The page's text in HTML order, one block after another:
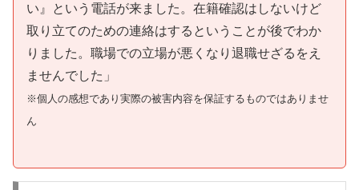
い』という電話が来ました。在籍確認はしないけど
取り立てのための連絡はするということが後でわか
りました。職場での立場が悪くなり退職せざるをえ
ませんでした」
※個人の感想であり実際の被害内容を保証するものではありませ
ん